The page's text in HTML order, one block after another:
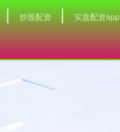
炒股配资 实盘配资app